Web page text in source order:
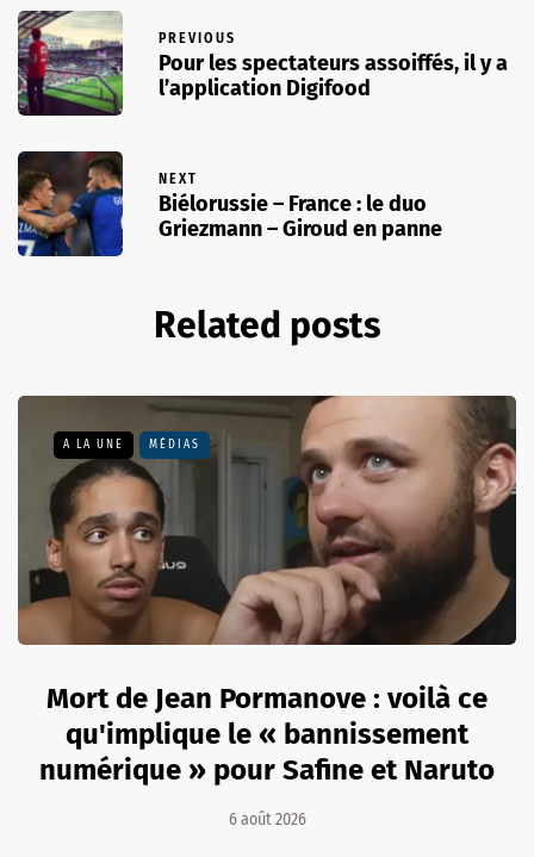
PREVIOUS
Pour les spectateurs assoiffés, il y a
l’application Digifood
NEXT
Biélorussie – France : le duo
Griezmann – Giroud en panne
Related posts
A LA UNE MÉDIAS
Mort de Jean Pormanove : voilà ce
qu'implique le « bannissement
numérique » pour Safine et Naruto
6 août 2026